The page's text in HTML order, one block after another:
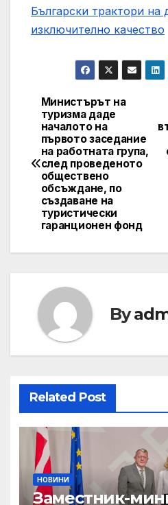
Български трактори
изключително качество
Post
navigation
Министърът на
туризма даде
началото на
първото заседание
на работната група,
след проведеното
обществено
обсъждане, по
създаване на
туристически
гаранционен фонд
By
Related Post
НОВИНИ
Заместник-